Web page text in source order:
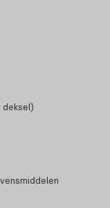
deksel)